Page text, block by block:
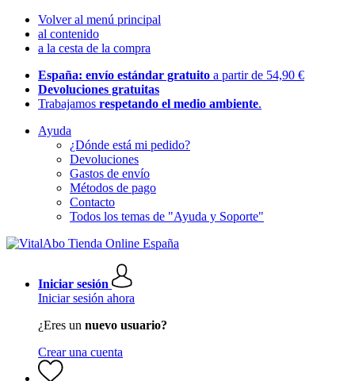
Volver al menú principal
al contenido
a la cesta de la compra
España: envío estándar gratuito a partir de 54,90 €
Devoluciones gratuitas
Trabajamos respetando el medio ambiente.
Ayuda
¿Dónde está mi pedido?
Devoluciones
Gastos de envío
Métodos de pago
Contacto
Todos los temas de "Ayuda y Soporte"
Iniciar sesión
Iniciar sesión ahora
¿Eres un nuevo usuario?
Crear una cuenta